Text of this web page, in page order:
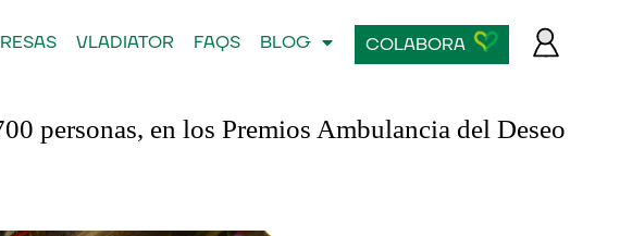
VLADIATOR FAQS BLOG COLABORA
personas, en los Premios Ambulancia del Deseo